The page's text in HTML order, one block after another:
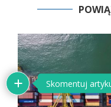
Skomentuj